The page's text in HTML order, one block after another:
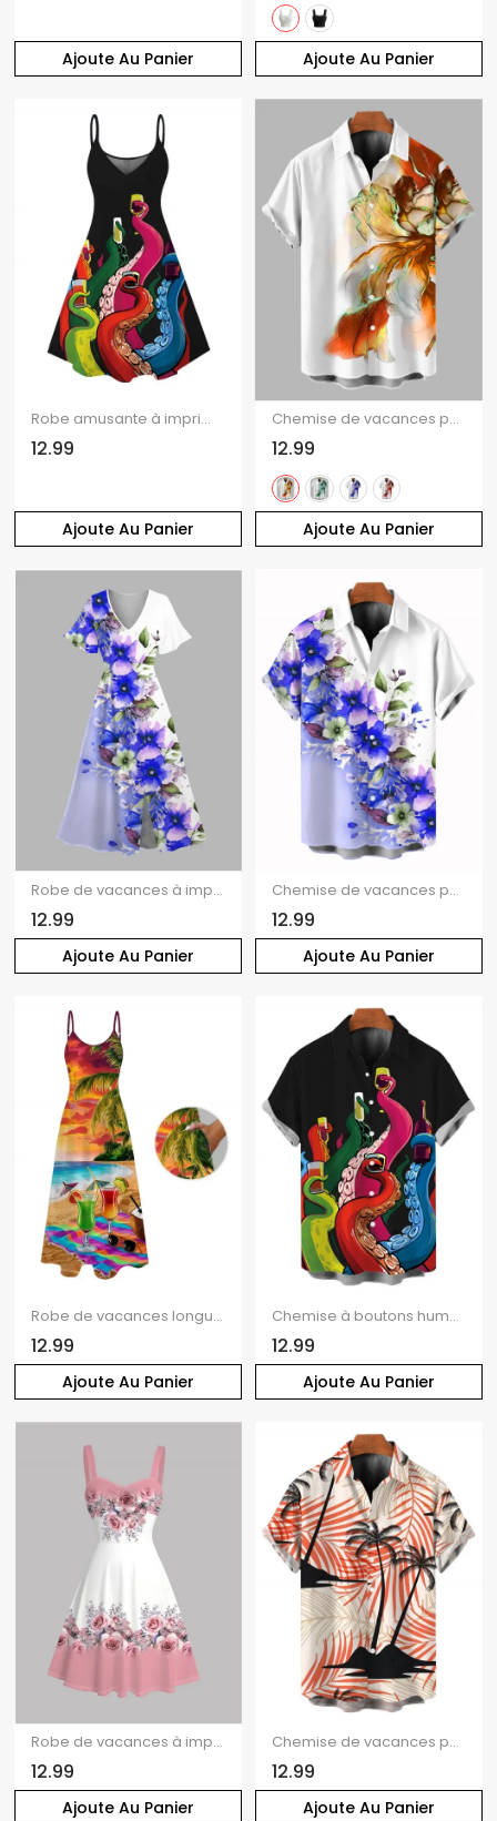
Ajoute Au Panier Ajoute Au Panier
Ajoute Au Panier
Robe amusante à imprimé pieuvre et bretelles spaghetti
12.99
Ajoute Au Panier
Chemise de vacances pour homme, imprimé floral ombré, boutonnée
12.99
Ajoute Au Panier
Robe de vacances à imprimé floral et feuilles colorblock, col en V et fente
12.99
Ajoute Au Panier
Chemise de vacances pour homme, imprimé floral et feuilles colorblock, boutonnée
12.99
Ajoute Au Panier
Robe de vacances longue à poches, imprimé paysage de plage, noix de coco et verre
12.99
Ajoute Au Panier
Chemise à boutons humoristique pour homme avec imprimé pieuvre et verre
12.99
Ajoute Au Panier
Robe de vacances à imprimé rose et feuilles colorblock, robe froncée
12.99
Ajoute Au Panier
Chemise de vacances pour homme à imprimé feuilles tropicales de cocotiers, boutonnée
12.99